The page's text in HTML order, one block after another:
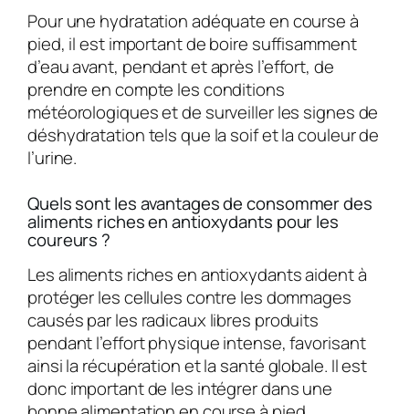
Pour une hydratation adéquate en course à
pied, il est important de boire suffisamment
d’eau avant, pendant et après l’effort, de
prendre en compte les conditions
météorologiques et de surveiller les signes de
déshydratation tels que la soif et la couleur de
l’urine.
Quels sont les avantages de consommer des
aliments riches en antioxydants pour les
coureurs ?
Les aliments riches en antioxydants aident à
protéger les cellules contre les dommages
causés par les radicaux libres produits
pendant l’effort physique intense, favorisant
ainsi la récupération et la santé globale. Il est
donc important de les intégrer dans une